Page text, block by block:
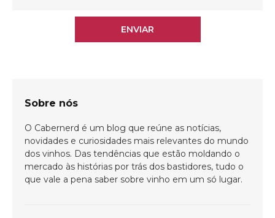
ENVIAR
Sobre nós
O Cabernerd é um blog que reúne as notícias,
novidades e curiosidades mais relevantes do mundo
dos vinhos. Das tendências que estão moldando o
mercado às histórias por trás dos bastidores, tudo o
que vale a pena saber sobre vinho em um só lugar.